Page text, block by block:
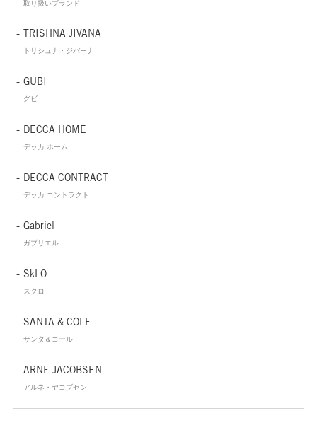
取り扱いブランド
TRISHNA JIVANA
トリシュナ・ジバーナ
GUBI
グビ
DECCA HOME
デッカ ホーム
DECCA CONTRACT
デッカ コントラクト
Gabriel
ガブリエル
SkLO
スクロ
SANTA & COLE
サンタ＆コール
ARNE JACOBSEN
アルネ・ヤコブセン